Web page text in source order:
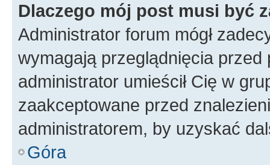
Dlaczego mój post musi być
Administrator forum mógł
wymagają przeglądnięcia
administrator umieścił Cię w
zaakceptowane przed
administratorem, by uzyskać
Góra